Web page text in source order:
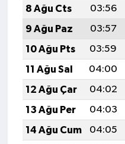
8 Ağu Cts
03:56
9 Ağu Paz
03:57
10 Ağu Pts
03:59
11 Ağu Sal
04:00
12 Ağu Çar
04:02
13 Ağu Per
04:03
14 Ağu Cum
04:05